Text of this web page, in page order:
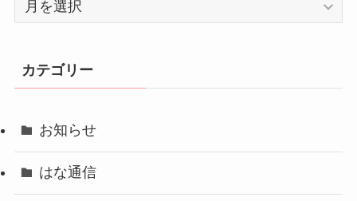
ー
イ
ブ
カテゴリー
お知らせ
はな通信